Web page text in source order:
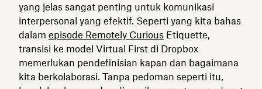
yang jelas sangat penting untuk komunikasi
interpersonal yang efektif. Seperti yang kita bahas
dalam episode Remotely Curious Etiquette,
transisi ke model Virtual First di Dropbox
memerlukan pendefinisian kapan dan bagaimana
kita berkolaborasi. Tanpa pedoman seperti itu,